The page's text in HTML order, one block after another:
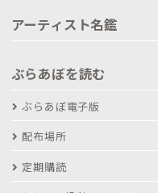
アーティスト名鑑
ぶらあぼを読む
ぶらあぼ電子版
配布場所
定期購読